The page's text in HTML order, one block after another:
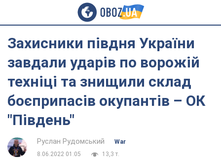
Захисники півдня України
завдали ударів по ворожій
техніці та знищили склад
боєприпасів окупантів – ОК
"Південь"
Руслан Рудомський
War
8.06.2022 01:05
13,3 т.